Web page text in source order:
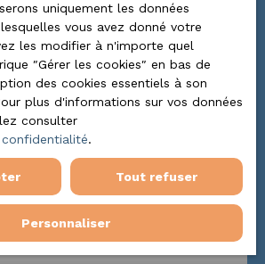
ALERTE MAIL
uniquement les données
vous avez donné votre
les modifier à n'importe quel
″Gérer les cookies″ en bas de
des cookies essentiels à son
plus d'informations sur vos données
consulter
.
Tout refuser
Personnaliser